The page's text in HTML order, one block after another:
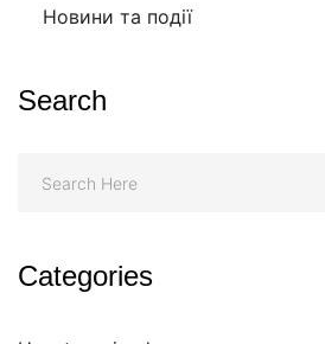
Новини та події
Search
Categories